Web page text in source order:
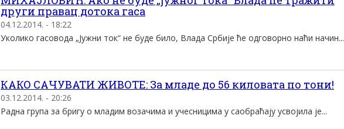
други правац дотока гаса
04.12.2014. - 18:22
Уколико гасовода „Јужни ток“ не буде било, Влада Србије ће одговорно наћи начин...
КАКО САЧУВАТИ ЖИВОТЕ: За младе до 56 киловата по тони!
03.12.2014. - 20:26
Радна група за бригу о младим возачима и учесницима у саобраћају усвојила је...